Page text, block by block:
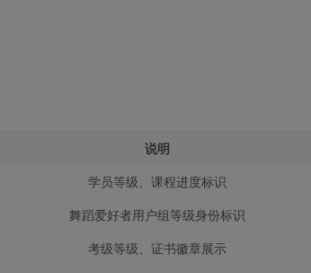
说明
学员等级、课程进度标识
舞蹈爱好者用户组等级身份标识
考级等级、证书徽章展示